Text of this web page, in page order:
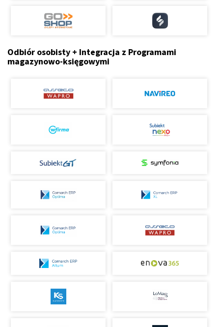
Odbiór osobisty + Integracja z Programami
magazynowo-księgowymi